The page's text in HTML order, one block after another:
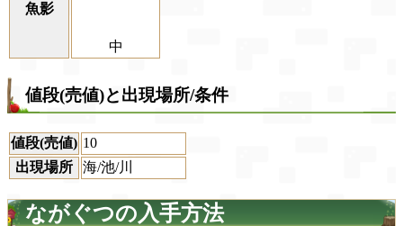
魚影
中
値段(売値)と出現場所/条件
値段(売値) 10
出現場所
海/池/川
ながぐつの入手方法